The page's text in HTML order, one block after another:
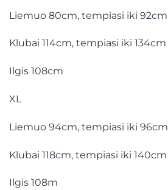
Liemuo 80cm, tempiasi iki 92cm
Klubai 114cm, tempiasi iki 134cm
Ilgis 108cm
XL
Liemuo 94cm, tempiasi iki 96cm
Klubai 118cm, tempiasi iki 140cm
Ilgis 108m